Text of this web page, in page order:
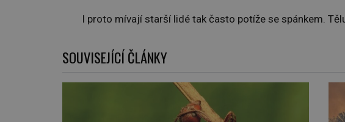
I proto mívají starší lidé tak často potíže se spánkem.
SOUVISEJÍCÍ ČLÁNKY